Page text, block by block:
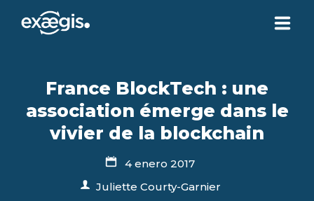
NUESTRAS OFERTAS
France BlockTech : une
association émerge dans le
vivier de la blockchain
4 enero 2017
Juliette Courty-Garnier